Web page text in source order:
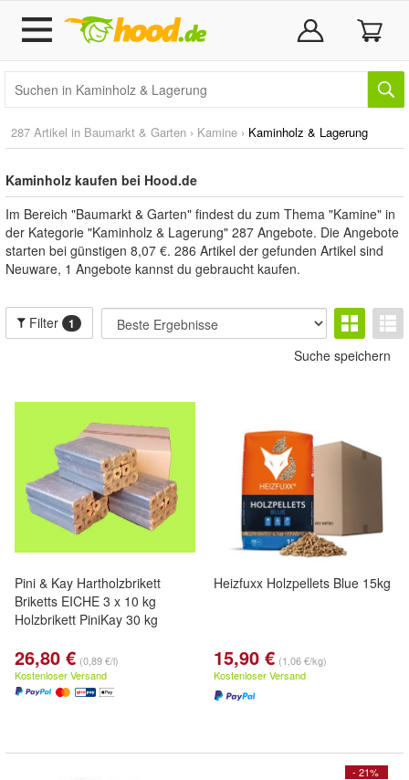
287 Artikel in Baumarkt & Garten › Kamine › Kaminholz & Lagerung
Kaminholz kaufen bei Hood.de
Im Bereich "Baumarkt & Garten" findest du zum Thema "Kamine" in
der Kategorie "Kaminholz & Lagerung" 287 Angebote. Die Angebote
starten bei günstigen 8,07 €. 286 Artikel der gefunden Artikel sind
Neuware, 1 Angebote kannst du gebraucht kaufen.
Filter 1
Suche speichern
Pini & Kay Hartholzbrikett
Briketts EICHE 3 x 10 kg
Holzbrikett PiniKay 30 kg
26,80 € (0,89 €/l)
Kostenloser Versand
Heizfuxx Holzpellets Blue 15kg
15,90 € (1,06 €/kg)
Kostenloser Versand
- 21%